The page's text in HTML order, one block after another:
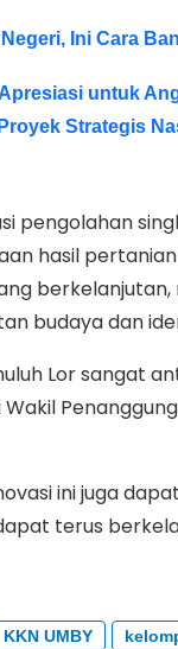
Ini Cara
untuk
Strategis
pengolahan
hasil
budaya dan
Lor sangat
ini juga
terus
KKN UMBY